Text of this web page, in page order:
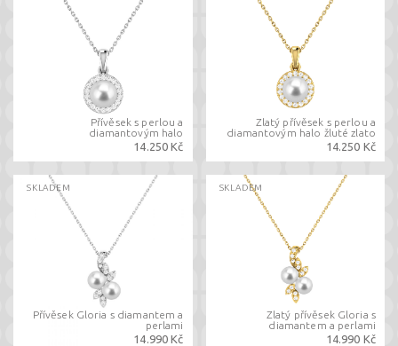
Přívěsek s perlou a
diamantovým halo
14.250 Kč
Zlatý přívěsek s perlou a
diamantovým halo žluté zlato
14.250 Kč
SKLADEM
Přívěsek Gloria s diamantem a
perlami
14.990 Kč
SKLADEM
Zlatý přívěsek Gloria s
diamantem a perlami
14.990 Kč